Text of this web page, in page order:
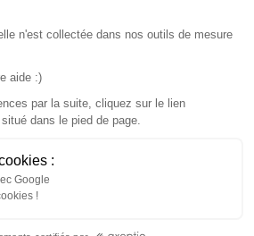
n'est collectée dans nos outils de mesure
aide :)
par la suite, cliquez sur le lien
dans le pied de page.
:
Google
!